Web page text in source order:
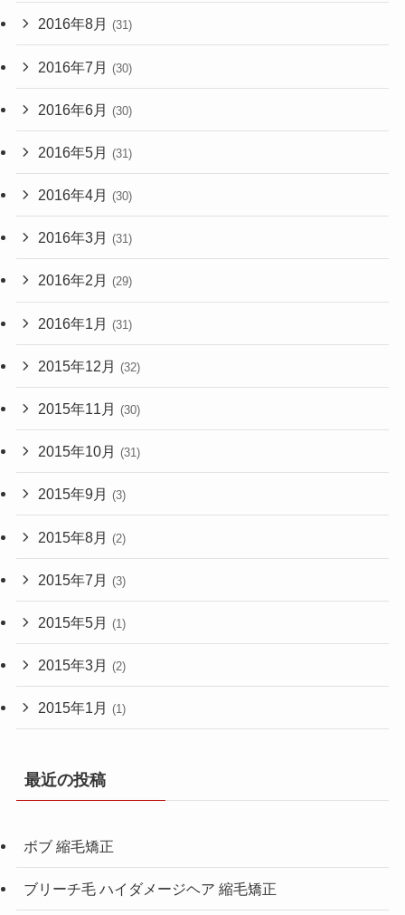
2016年8月 (31)
2016年7月 (30)
2016年6月 (30)
2016年5月 (31)
2016年4月 (30)
2016年3月 (31)
2016年2月 (29)
2016年1月 (31)
2015年12月 (32)
2015年11月 (30)
2015年10月 (31)
2015年9月 (3)
2015年8月 (2)
2015年7月 (3)
2015年5月 (1)
2015年3月 (2)
2015年1月 (1)
最近の投稿
ボブ 縮毛矯正
ブリーチ毛 ハイダメージヘア 縮毛矯正